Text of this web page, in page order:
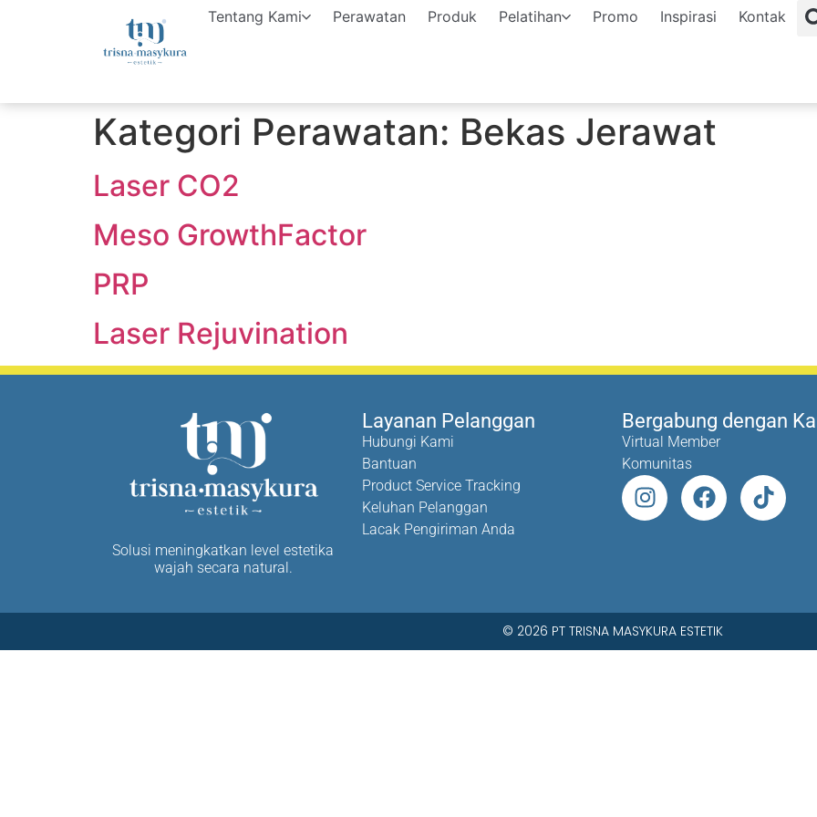
Tentang Kami Perawatan Produk Pelatihan Promo Inspirasi Kontak
Kategori Perawatan: Bekas Jerawat
Laser CO2
Meso GrowthFactor
PRP
Laser Rejuvination
Solusi meningkatkan level estetika
wajah secara natural.
Layanan Pelanggan
Hubungi Kami
Bantuan
Product Service Tracking
Keluhan Pelanggan
Lacak Pengiriman Anda
Bergabung dengan
Virtual Member
Komunitas
© 2026 PT TRISNA MASYKURA ESTETIK